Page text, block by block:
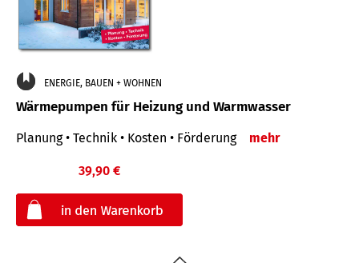
ENERGIE, BAUEN + WOHNEN
Wärmepumpen für Heizung und Warmwasser
Planung • Technik • Kosten • Förderung mehr
39,90 €